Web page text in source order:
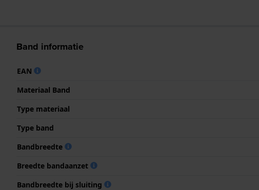
Band informatie
EAN
Materiaal Band
Type materiaal
Type band
Bandbreedte
Breedte bandaanzet
Bandbreedte bij sluiting